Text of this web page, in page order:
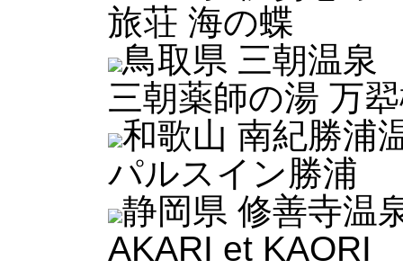
旅荘 海の蝶
鳥取県 三朝温泉
三朝薬師の湯 万
和歌山 南紀勝浦
パルスイン勝浦
静岡県 修善寺温
AKARI et KAORI